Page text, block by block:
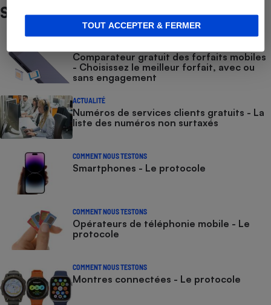
TOUT ACCEPTER & FERMER
Sur le même sujet
Comparateur gratuit des forfaits mobiles
- Choisissez le meilleur forfait, avec ou
sans engagement
ACTUALITÉ
Numéros de services clients gratuits - La
liste des numéros non surtaxés
COMMENT NOUS TESTONS
Smartphones - Le protocole
COMMENT NOUS TESTONS
Opérateurs de téléphonie mobile - Le
protocole
COMMENT NOUS TESTONS
Montres connectées - Le protocole